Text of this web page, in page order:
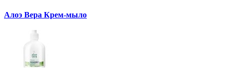
Алоэ Вера Крем-мыло